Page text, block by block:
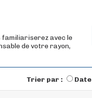
familiariserez avec le
de votre rayon,
Trier par : Date